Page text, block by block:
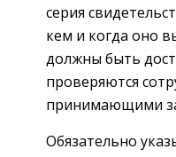
серия
кем и когда оно
должны быть
проверяются
принимающими
Обязательно